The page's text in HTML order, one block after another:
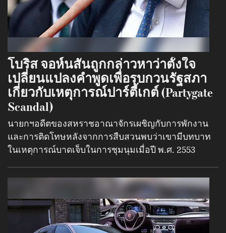
โบริส จอห์นสันถูกกล่าวหาว่าตั้งใจ
เปลี่ยนแปลงคำพูดเพื่อรบกวนรัฐสภา
เกี่ยวกับเหตุการณ์ปาร์ตี้เกต์ (Partygate
Scandal)
นายกฯอดีตของสหราชอาณาจักรเผชิญกับการพักงาน
และการติดโทษหลังจากการสืบสวนพบว่าเขามีบทบาท
ในเหตุการณ์บาดเจ็บในการชุมนุมเมื่อปี พ.ศ. 2553